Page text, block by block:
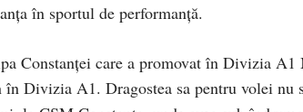
în sportul de performanță.
Constanței care a promovat în Divizia A1
Divizia A1. Dragostea sa pentru volei